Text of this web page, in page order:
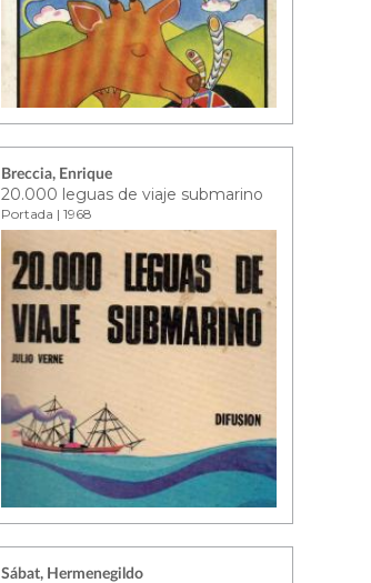
Breccia, Enrique
20.000 leguas de viaje submarino
Portada | 1968
Sábat, Hermenegildo